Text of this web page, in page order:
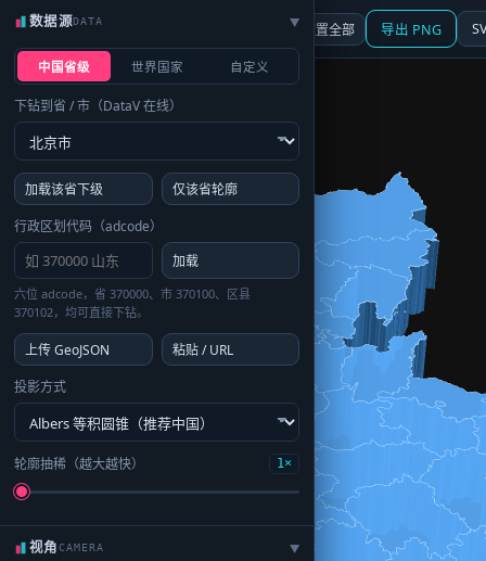
☰ 面板 地图 重置全部 导出 PNG
数据源DATA ▶
中国省级 世界国家 自定义
下钻到省 / 市（DataV 在线）
加载该省下级
仅该省轮廓
行政区划代码（adcode）
加载
六位 adcode，省 370000、市 370100、区县
370102，均可直接下钻。
上传 GeoJSON
粘贴 / URL
投影方式
轮廓抽稀（越大越快） 1×
视角CAMERA ▶